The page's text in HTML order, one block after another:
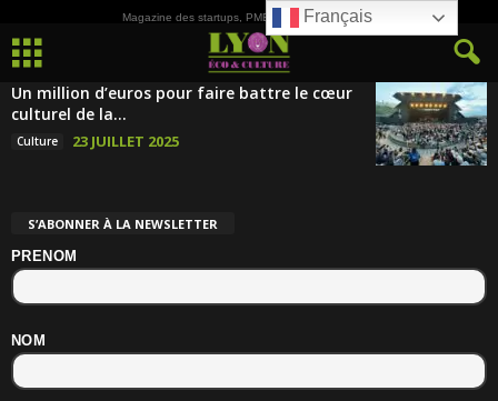
Magazine des startups, PME, ETI et de la Culture
Un million d’euros pour faire battre le cœur
culturel de la...
Culture 23 JUILLET 2025
S’ABONNER À LA NEWSLETTER
PRENOM
NOM
Français